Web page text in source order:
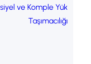
ve Komple Yük
Taşımacılığı